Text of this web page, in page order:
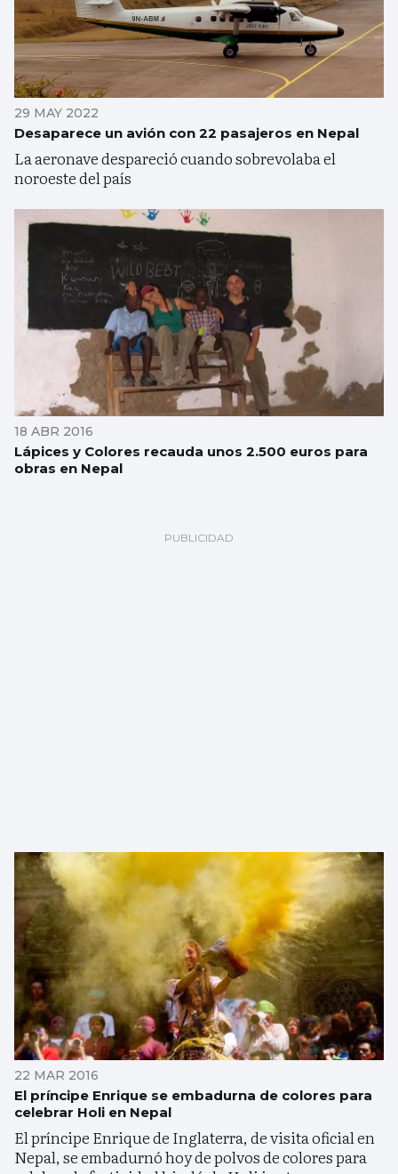
29 MAY 2022
Desaparece un avión con 22 pasajeros en Nepal
La aeronave despareció cuando sobrevolaba el
noroeste del país
18 ABR 2016
Lápices y Colores recauda unos 2.500 euros para
obras en Nepal
22 MAR 2016
El príncipe Enrique se embadurna de colores para
celebrar Holi en Nepal
El príncipe Enrique de Inglaterra, de visita oficial en
Nepal, se embadurnó hoy de polvos de colores para